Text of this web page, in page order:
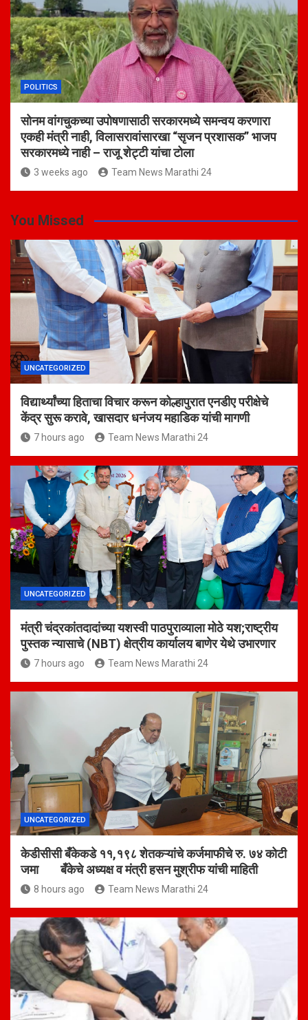
POLITICS
सोनम वांगचुकच्या उपोषणासाठी सरकारमध्ये समन्वय करणारा
एकही मंत्री नाही, विलासरावांसारखा “सृजन प्रशासक” भाजप
सरकारमध्ये नाही – राजू शेट्टी यांचा टोला
3 weeks ago Team News Marathi 24
You Missed
UNCATEGORIZED
विद्यार्थ्यांच्या हिताचा विचार करून कोल्हापुरात एनडीए परीक्षेचे
केंद्र सुरू करावे, खासदार धनंजय महाडिक यांची मागणी
7 hours ago Team News Marathi 24
UNCATEGORIZED
मंत्री चंद्रकांतदादांच्या यशस्वी पाठपुराव्याला मोठे यश;राष्ट्रीय
पुस्तक न्यासाचे (NBT) क्षेत्रीय कार्यालय बाणेर येथे उभारणार
7 hours ago Team News Marathi 24
UNCATEGORIZED
केडीसीसी बँकेकडे ११,१९८ शेतकऱ्यांचे कर्जमाफीचे रु. ७४ कोटी
जमा बँकेचे अध्यक्ष व मंत्री हसन मुश्रीफ यांची माहिती
8 hours ago Team News Marathi 24